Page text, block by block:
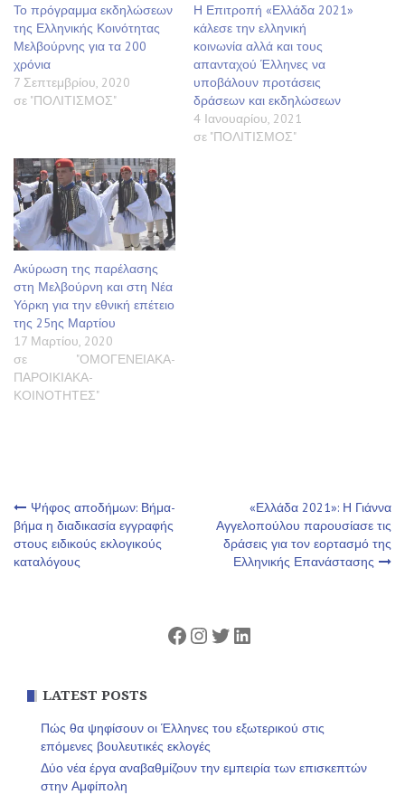
Το πρόγραμμα εκδηλώσεων
της Ελληνικής Κοινότητας
Μελβούρνης για τα 200
χρόνια
7 Σεπτεμβρίου, 2020
σε "ΠΟΛΙΤΙΣΜΟΣ"
Η Επιτροπή «Ελλάδα 2021»
κάλεσε την ελληνική
κοινωνία αλλά και τους
απανταχού Έλληνες να
υποβάλουν προτάσεις
δράσεων και εκδηλώσεων
4 Ιανουαρίου, 2021
σε "ΠΟΛΙΤΙΣΜΟΣ"
Ακύρωση της παρέλασης
στη Μελβούρνη και στη Νέα
Υόρκη για την εθνική επέτειο
της 25ης Μαρτίου
17 Μαρτίου, 2020
σε "ΟΜΟΓΕΝΕΙΑΚΑ-
ΠΑΡΟΙΚΙΑΚΑ-
ΚΟΙΝΟΤΗΤΕΣ"
Πλοήγηση
άρθρων
Ψήφος αποδήμων: Βήμα-
βήμα η διαδικασία εγγραφής
στους ειδικούς εκλογικούς
καταλόγους
«Ελλάδα 2021»: Η Γιάννα
Αγγελοπούλου παρουσίασε τις
δράσεις για τον εορτασμό της
Ελληνικής Επανάστασης
Facebook
Instagram
Twitter
Linkedin
LATEST POSTS
Πώς θα ψηφίσουν οι Έλληνες του εξωτερικού στις
επόμενες βουλευτικές εκλογές
Δύο νέα έργα αναβαθμίζουν την εμπειρία των επισκεπτών
στην Αμφίπολη